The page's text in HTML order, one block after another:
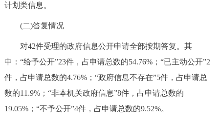
计划类信息。
(二)答复情况
对42件受理的政府信息公开申请全部按期答复。其
中：“给予公开”23件，占申请总数的54.76%；“已主动公开”2
件，占申请总数的4.76%；“政府信息不存在”5件，占申请总
数的11.9%；“非本机关政府信息”8件，占申请总数的
19.05%；“不予公开”4件，占申请总数的9.52%。